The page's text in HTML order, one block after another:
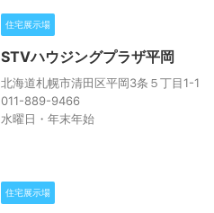
住宅展示場
STVハウジングプラザ平岡
北海道札幌市清田区平岡3条５丁目1-1
011-889-9466
水曜日・年末年始
住宅展示場